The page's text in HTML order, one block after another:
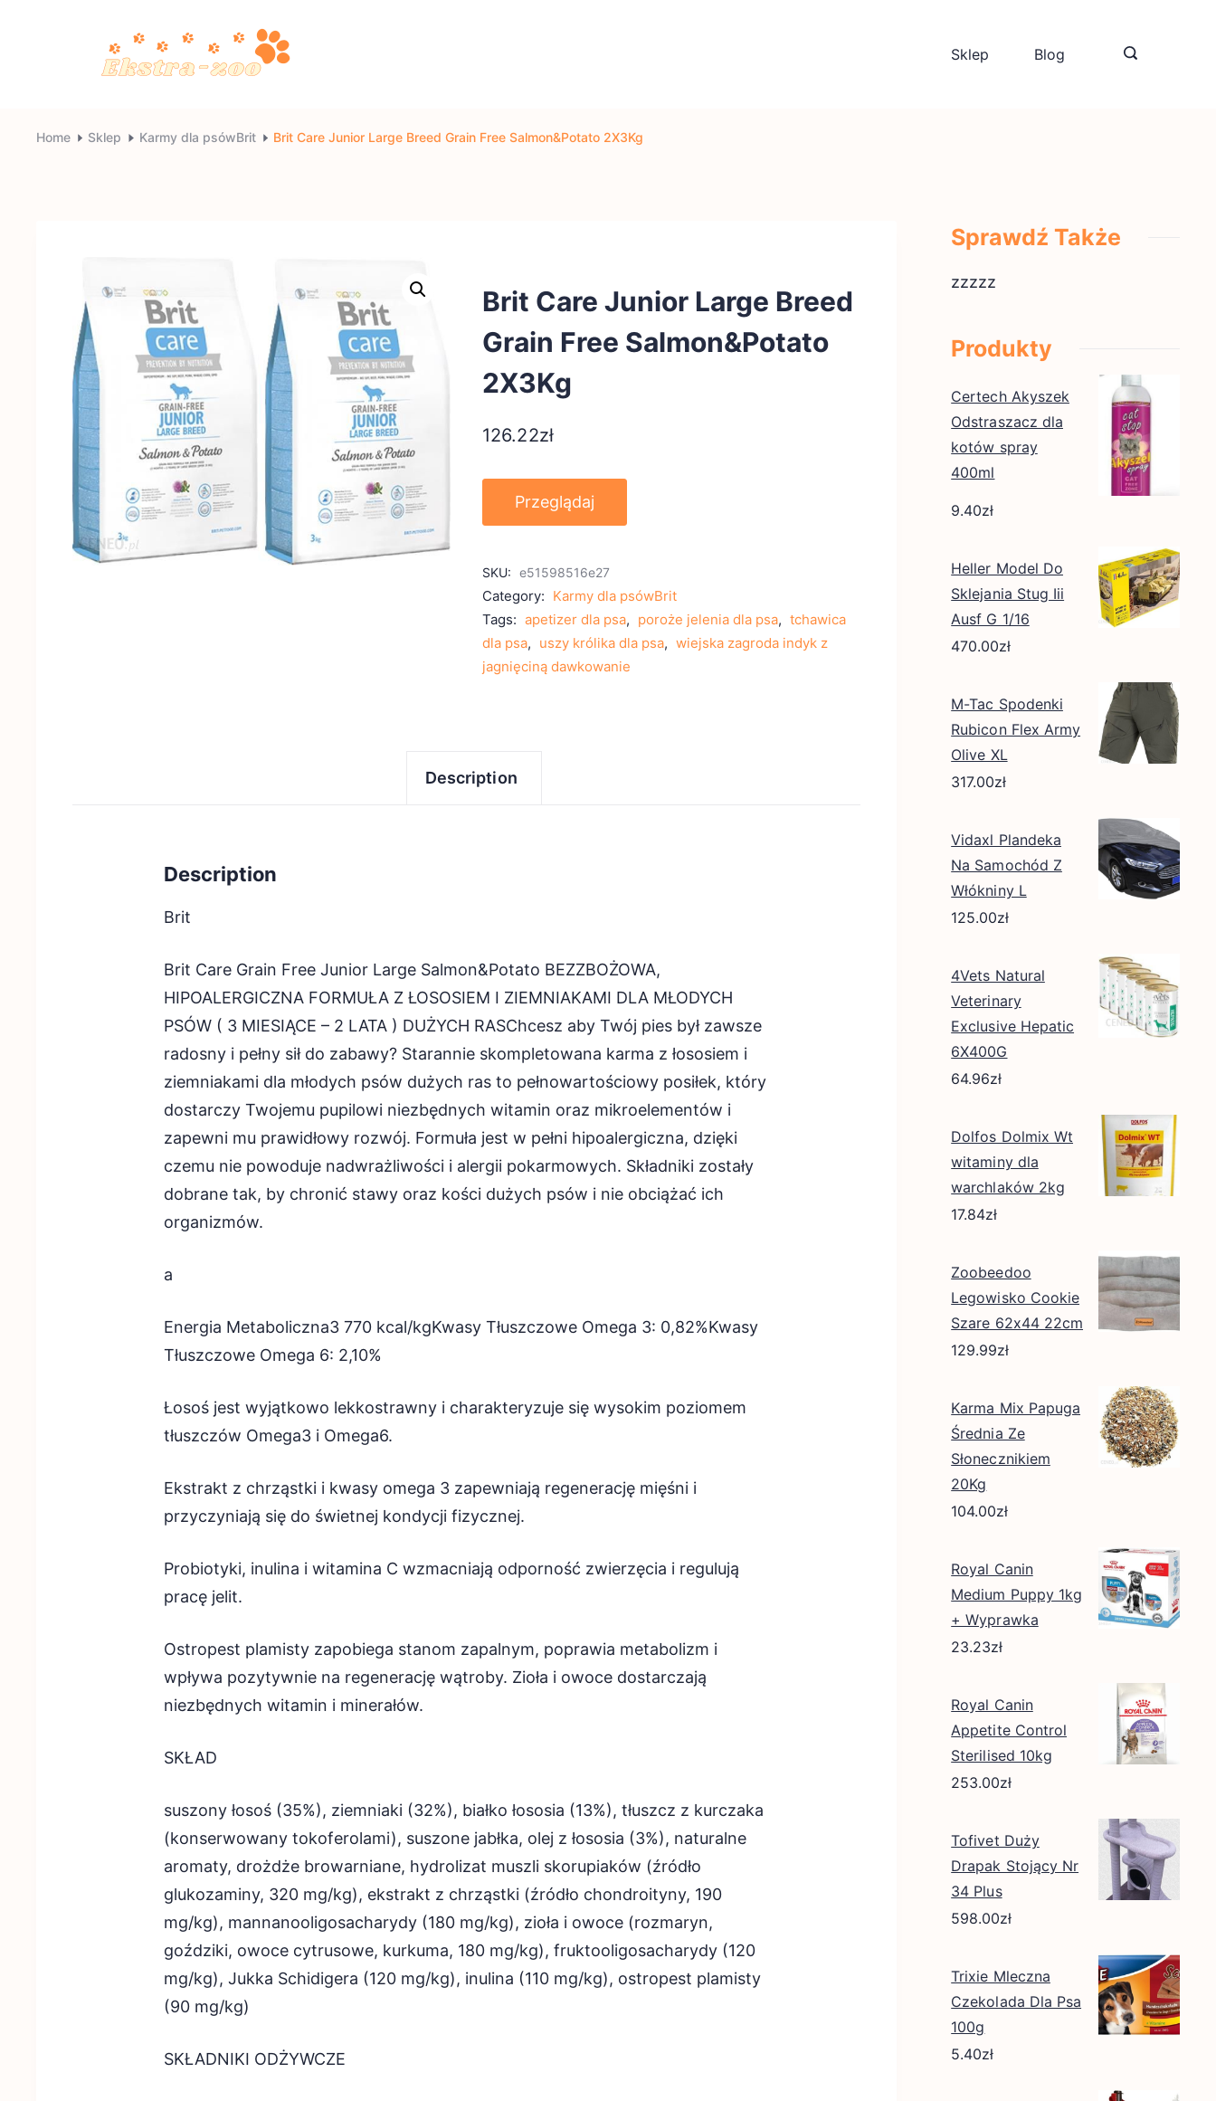
zoo
Sklep Blog
Home Sklep Karmy dla psówBrit Brit Care Junior Large Breed Grain Free Salmon&Potato 2X3Kg
Brit Care Junior Large Breed
Grain Free Salmon&Potato
2X3Kg
126.22zł
Przeglądaj
SKU: e51598516e27
Category: Karmy dla psówBrit
Tags: apetizer dla psa, poroże jelenia dla psa, tchawica
dla psa, uszy królika dla psa, wiejska zagroda indyk z
jagnięciną dawkowanie
Description
Description
Brit
Brit Care Grain Free Junior Large Salmon&Potato BEZZBOŻOWA,
HIPOALERGICZNA FORMUŁA Z ŁOSOSIEM I ZIEMNIAKAMI DLA MŁODYCH
PSÓW ( 3 MIESIĄCE – 2 LATA ) DUŻYCH RASChcesz aby Twój pies był zawsze
radosny i pełny sił do zabawy? Starannie skompletowana karma z łososiem i
ziemniakami dla młodych psów dużych ras to pełnowartościowy posiłek, który
dostarczy Twojemu pupilowi niezbędnych witamin oraz mikroelementów i
zapewni mu prawidłowy rozwój. Formuła jest w pełni hipoalergiczna, dzięki
czemu nie powoduje nadwrażliwości i alergii pokarmowych. Składniki zostały
dobrane tak, by chronić stawy oraz kości dużych psów i nie obciążać ich
organizmów.
a
Energia Metaboliczna3 770 kcal/kgKwasy Tłuszczowe Omega 3: 0,82%Kwasy
Tłuszczowe Omega 6: 2,10%
Łosoś jest wyjątkowo lekkostrawny i charakteryzuje się wysokim poziomem
tłuszczów Omega3 i Omega6.
Ekstrakt z chrząstki i kwasy omega 3 zapewniają regenerację mięśni i
przyczyniają się do świetnej kondycji fizycznej.
Probiotyki, inulina i witamina C wzmacniają odporność zwierzęcia i regulują
pracę jelit.
Ostropest plamisty zapobiega stanom zapalnym, poprawia metabolizm i
wpływa pozytywnie na regenerację wątroby. Zioła i owoce dostarczają
niezbędnych witamin i minerałów.
SKŁAD
suszony łosoś (35%), ziemniaki (32%), białko łososia (13%), tłuszcz z kurczaka
(konserwowany tokoferolami), suszone jabłka, olej z łososia (3%), naturalne
aromaty, drożdże browarniane, hydrolizat muszli skorupiaków (źródło
glukozaminy, 320 mg/kg), ekstrakt z chrząstki (źródło chondroityny, 190
mg/kg), mannanooligosacharydy (180 mg/kg), zioła i owoce (rozmaryn,
goździki, owoce cytrusowe, kurkuma, 180 mg/kg), fruktooligosacharydy (120
mg/kg), Jukka Schidigera (120 mg/kg), inulina (110 mg/kg), ostropest plamisty
(90 mg/kg)
SKŁADNIKI ODŻYWCZE
Sprawdź Także
zzzzz
Produkty
Certech Akyszek
Odstraszacz dla
kotów spray
400ml
9.40zł
Heller Model Do
Sklejania Stug Iii
Ausf G 1/16
470.00zł
M-Tac Spodenki
Rubicon Flex Army
Olive XL
317.00zł
Vidaxl Plandeka
Na Samochód Z
Włókniny L
125.00zł
4Vets Natural
Veterinary
Exclusive Hepatic
6X400G
64.96zł
Dolfos Dolmix Wt
witaminy dla
warchlaków 2kg
17.84zł
Zoobeedoo
Legowisko Cookie
Szare 62x44 22cm
129.99zł
Karma Mix Papuga
Średnia Ze
Słonecznikiem
20Kg
104.00zł
Royal Canin
Medium Puppy 1kg
+ Wyprawka
23.23zł
Royal Canin
Appetite Control
Sterilised 10kg
253.00zł
Tofivet Duży
Drapak Stojący Nr
34 Plus
598.00zł
Trixie Mleczna
Czekolada Dla Psa
100g
5.40zł